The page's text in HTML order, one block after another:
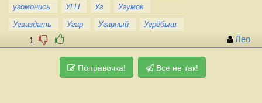
угомонись
УГН Уг
Угумок
Угваздать
Угар Угарный Угрёбыш
1 Лео
Поправочка! Все не так!